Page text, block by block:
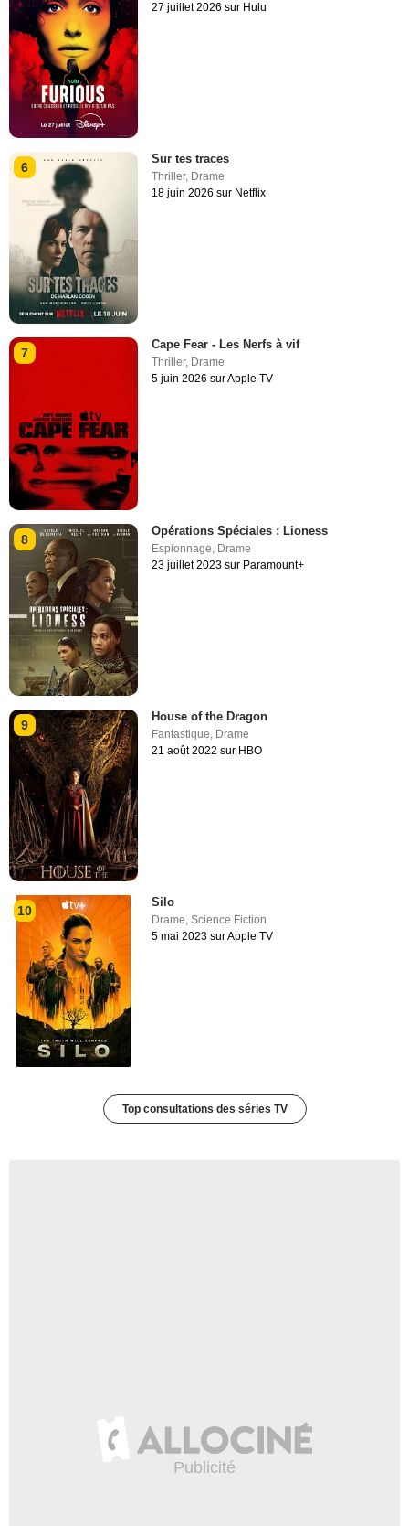
27 juillet 2026 sur Hulu
6
Sur tes traces
Thriller, Drame
18 juin 2026 sur Netflix
7
Cape Fear - Les Nerfs à vif
Thriller, Drame
5 juin 2026 sur Apple TV
8
Opérations Spéciales : Lioness
Espionnage Drame
23 juillet 2023 sur Paramount+
9
House of the Dragon
Fantastique, Drame
21 août 2022 sur HBO
10
Silo
Drame,Science Fiction
5 mai 2023 sur Apple TV
Top consultations des séries TV